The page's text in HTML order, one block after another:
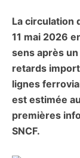
et
initiatives
citoyennes
La circulation
11 mai 2026
sens après
retards
lignes
est estimée
premières
SNCF.